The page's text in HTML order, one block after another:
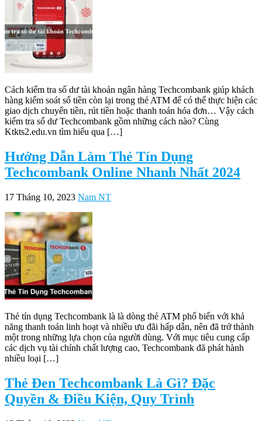
Cách kiểm tra số dư tài khoản ngân hàng Techcombank giúp khách
hàng kiểm soát số tiền còn lại trong thẻ ATM để có thể thực hiện các
giao dịch chuyển tiền, rút tiền hoặc thanh toán hóa đơn… Vậy cách
kiểm tra số dư Techcombank gồm những cách nào? Cùng
Ktkts2.edu.vn tìm hiểu qua […]
Hướng Dẫn Làm Thẻ Tín Dụng
Techcombank Online Nhanh Nhất 2024
17 Tháng 10, 2023 Nam NT
Thẻ tín dụng Techcombank là là dòng thẻ ATM phổ biến với khả
năng thanh toán linh hoạt và nhiều ưu đãi hấp dẫn, nên đã trở thành
một trong những lựa chọn của người dùng. Với mục tiêu cung cấp
các dịch vụ tài chính chất lượng cao, Techcombank đã phát hành
nhiều loại […]
Thẻ Đen Techcombank Là Gì? Đặc
Quyền & Điều Kiện, Quy Trình